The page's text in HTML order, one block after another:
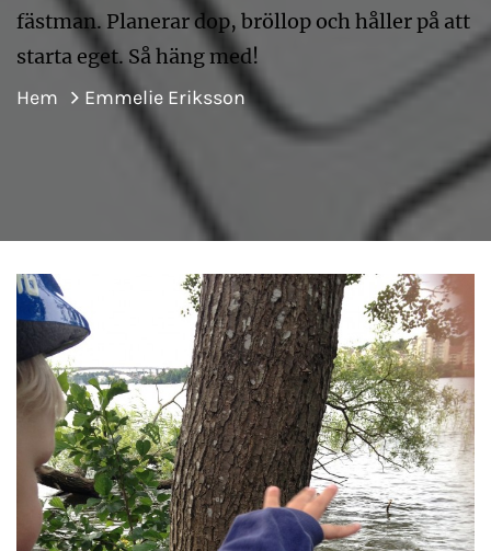
fästman. Planerar dop, bröllop och håller på att
starta eget. Så häng med!
Hem Emmelie Eriksson